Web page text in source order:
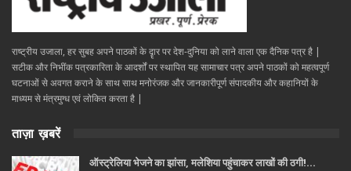
राष्ट्रीय उजाला, हर सुबह अपने पाठकों के दॄार पर देश-दुनिया को लाने वाला एक दैनिक पत्र है |
सटीक और निभींक पत्रकारिता के आदर्शों पर स्थापित यह सामाचार पत्र अपने पाठकों को महत्वपूर्ण
घटनाओं से अवगत कराने के साथ साथ मनोरंजक और जानकारीपूर्ण संपादकीय और कहानियों के
माध्यम से मंत्रमुग्ध एवं लोकित करता है |
ताज़ा ख़बरें
ऑस्ट्रेलिया भेजने का झांसा, मलेशिया पहुंचाकर लाखों की ठगी!…